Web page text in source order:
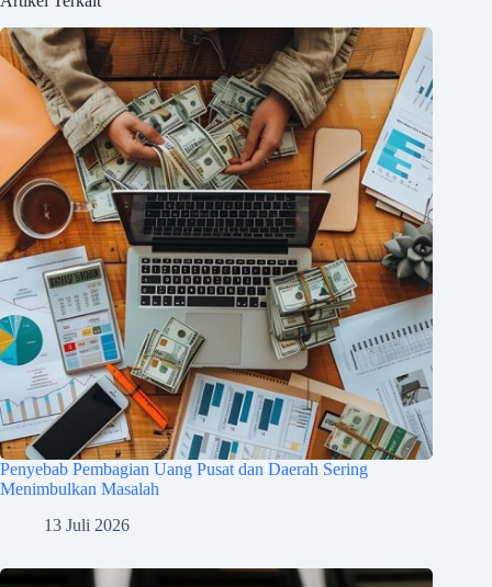
Penyebab Pembagian Uang Pusat dan Daerah Sering
Menimbulkan Masalah
13 Juli 2026